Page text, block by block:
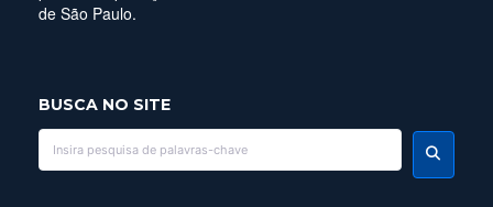
de São Paulo.
BUSCA NO SITE